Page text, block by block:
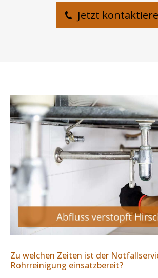
Jetzt
Zu welchen Zeiten ist der
Rohrreinigung einsatzbereit?